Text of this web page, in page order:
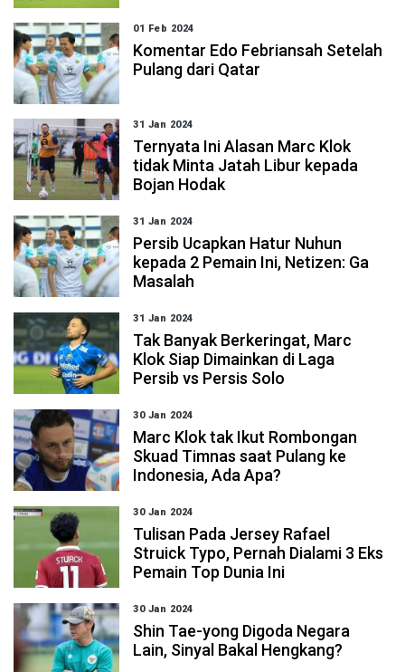
01 Feb 2024
Komentar Edo Febriansah Setelah
Pulang dari Qatar
31 Jan 2024
Ternyata Ini Alasan Marc Klok
tidak Minta Jatah Libur kepada
Bojan Hodak
31 Jan 2024
Persib Ucapkan Hatur Nuhun
kepada 2 Pemain Ini, Netizen: Ga
Masalah
31 Jan 2024
Tak Banyak Berkeringat, Marc
Klok Siap Dimainkan di Laga
Persib vs Persis Solo
30 Jan 2024
Marc Klok tak Ikut Rombongan
Skuad Timnas saat Pulang ke
Indonesia, Ada Apa?
30 Jan 2024
Tulisan Pada Jersey Rafael
Struick Typo, Pernah Dialami 3 Eks
Pemain Top Dunia Ini
30 Jan 2024
Shin Tae-yong Digoda Negara
Lain, Sinyal Bakal Hengkang?